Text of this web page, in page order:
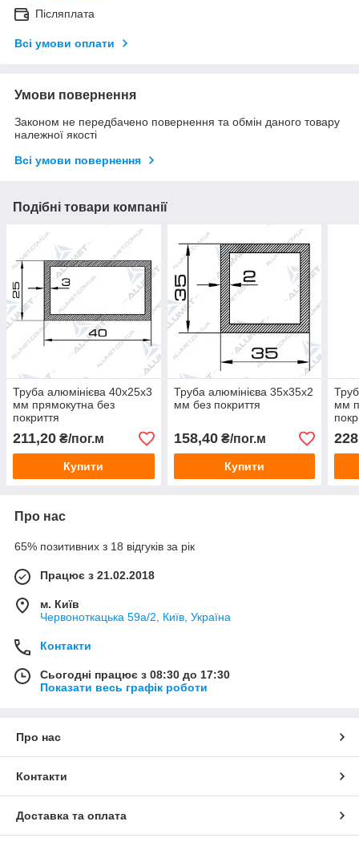
Післяплата
Всі умови оплати
Умови повернення
Законом не передбачено повернення та обмін даного товару
належної якості
Всі умови повернення
Подібні товари компанії
Труба алюмінієва 40х25х3
мм прямокутна без
покриття
211,20 ₴/пог.м
Купити
Труба алюмінієва 35х35х2
мм без покриття
158,40₴/пог.м
Купити
мм
Про нас
65% позитивних з 18 відгуків за рік
Працює з 21.02.2018
м. Київ
Червоноткацька 59а/2, Київ, Україна
Контакти
Сьогодні працює з 08:30 до 17:30
Показати весь графік роботи
Про нас
Контакти
Доставка та оплата